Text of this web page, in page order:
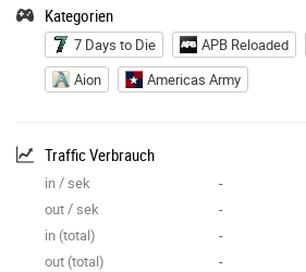
Kategorien
7 Days to Die APB Reloaded
Aion
Americas Army
Traffic Verbrauch
in / sek
-
out / sek
-
in (total)
-
out (total)
-